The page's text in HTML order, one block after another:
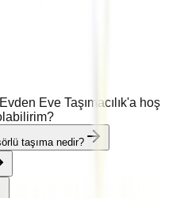
Eve Taşımacılık'a hoş
taşıma nedir?